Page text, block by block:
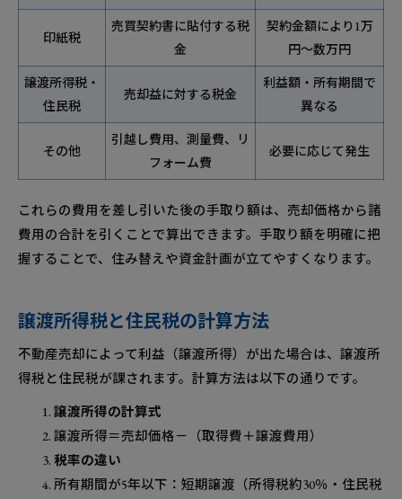
印紙税
売買契約書に貼付する税
金
契約金額により1万
円～数万円
譲渡所得税・
住民税
売却益に対する税金
利益額・所有期間で
異なる
その他
引越し費用、測量費、リ
フォーム費
必要に応じて発生
これらの費用を差し引いた後の手取り額は、売却価格から諸
費用の合計を引くことで算出できます。手取り額を明確に把
握することで、住み替えや資金計画が立てやすくなります。
譲渡所得税と住民税の計算方法
不動産売却によって利益（譲渡所得）が出た場合は、譲渡所
得税と住民税が課されます。計算方法は以下の通りです。
譲渡所得の計算式
譲渡所得＝売却価格－（取得費＋譲渡費用）
税率の違い
所有期間が5年以下：短期譲渡（所得税約30％・住民税